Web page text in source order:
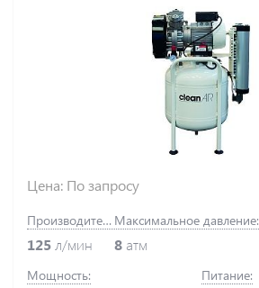
Цена: По запросу
Производительность:
125 л/мин
Максимальное давление:
8 атм
Мощность: Питание: